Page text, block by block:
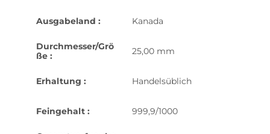
Ausgabeland : Kanada
Durchmesser/Grö
ße :
25,00 mm
Erhaltung : Handelsüblich
Feingehalt : 999,9/1000